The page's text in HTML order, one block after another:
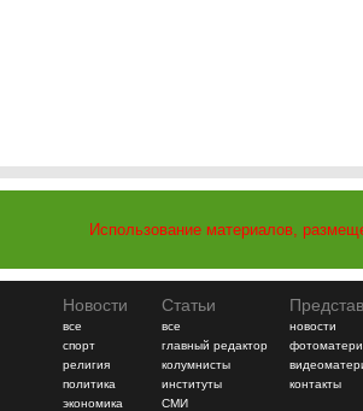
Использование материалов,
Новости
все
спорт
религия
политика
экономика
Статьи
все
главный редактор
колумнисты
институты
СМИ
новости
контакты